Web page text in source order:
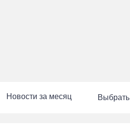
в ДТП мотоциклиста и его пассажира
Новости за месяц Выбрать